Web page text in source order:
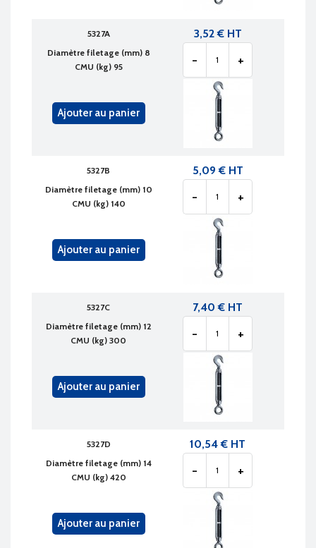
5327A
Diamètre filetage (mm) 8
CMU (kg) 95
3,52 € HT
- +
Ajouter au panier
5327B
Diamètre filetage (mm) 10
CMU (kg) 140
5,09 € HT
- +
Ajouter au panier
5327C
Diamètre filetage (mm) 12
CMU (kg) 300
7,40 € HT
- +
Ajouter au panier
5327D
Diamètre filetage (mm) 14
CMU (kg) 420
10,54 € HT
- +
Ajouter au panier